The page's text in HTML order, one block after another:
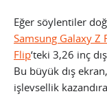
Eğer söylentiler
Samsung Galaxy Z
Flip‘teki 3,26 inç
Bu büyük dış
işlevsellik